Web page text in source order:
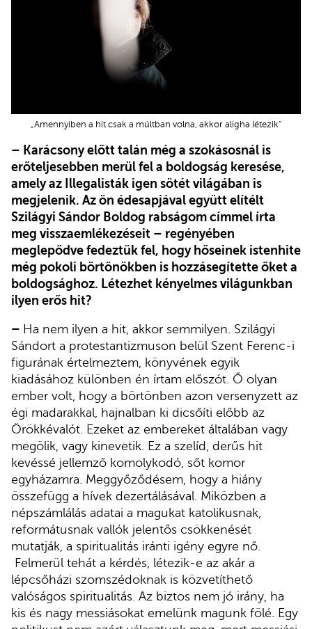
„Amennyiben a hit csak a múltban volna, akkor aligha létezik”
– Karácsony előtt talán még a szokásosnál is
erőteljesebben merül fel a boldogság keresése,
amely az Illegalisták igen sötét világában is
megjelenik. Az ön édesapjával együtt elítélt
Szilágyi Sándor Boldog rabságom címmel írta
meg visszaemlékezéseit – regényében
meglepődve fedeztük fel, hogy hőseinek istenhite
még pokoli börtönökben is hozzásegítette őket a
boldogsághoz. Létezhet kényelmes világunkban
ilyen erős hit?
– Ha nem ilyen a hit, akkor semmilyen. Szilágyi
Sándort a protestantizmuson belül Szent Ferenc-i
figurának értelmeztem, könyvének egyik
kiadásához különben én írtam előszót. Ő olyan
ember volt, hogy a börtönben azon versenyzett az
égi madarakkal, hajnalban ki dicsőíti előbb az
Örökkévalót. Ezeket az embereket általában vagy
megölik, vagy kinevetik. Ez a szelíd, derűs hit
kevéssé jellemző komolykodó, sőt komor
egyházamra. Meggyőződésem, hogy a hiány
összefügg a hívek dezertálásával. Miközben a
népszámlálás adatai a magukat katolikusnak,
reformátusnak vallók jelentős csökkenését
mutatják, a spiritualitás iránti igény egyre nő.
Felmerül tehát a kérdés, létezik-e az akár a
lépcsőházi szomszédoknak is közvetíthető
valóságos spiritualitás. Az biztos nem jó irány, ha
kis és nagy messiásokat emelünk magunk fölé. Egy